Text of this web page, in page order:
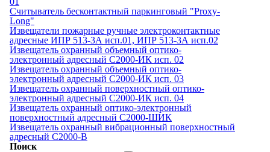
Считыватель бесконтактный паркинговый "Proxy-
Long"
Извещатели пожарные ручные электроконтактные
адресные ИПР 513-3А исп.01, ИПР 513-3А исп.02
Извещатель охранный объемный оптико-
электронный адресный С2000-ИК исп. 02
Извещатель охранный объемный оптико-
электронный адресный С2000-ИК исп. 03
Извещатель охранный поверхностный оптико-
электронный адресный С2000-ИК исп. 04
Извещатель охранный оптико-электронный
поверхностный адресный С2000-ШИК
Извещатель охранный вибрационный поверхностный
адресный С2000-В
Поиск